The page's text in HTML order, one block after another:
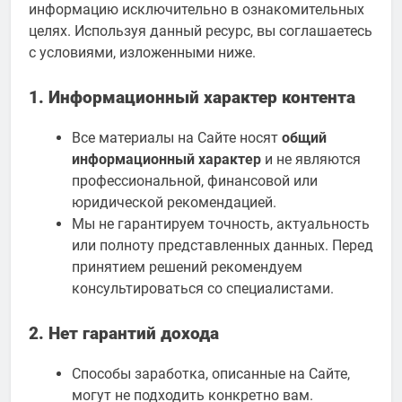
информацию исключительно в ознакомительных
целях. Используя данный ресурс, вы соглашаетесь
с условиями, изложенными ниже.
1. Информационный характер контента
Все материалы на Сайте носят общий
информационный характер и не являются
профессиональной, финансовой или
юридической рекомендацией.
Мы не гарантируем точность, актуальность
или полноту представленных данных. Перед
принятием решений рекомендуем
консультироваться со специалистами.
2. Нет гарантий дохода
Способы заработка, описанные на Сайте,
могут не подходить конкретно вам.